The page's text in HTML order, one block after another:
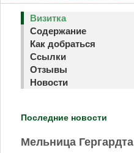
Визитка
Содержание
Как добраться
Ссылки
Отзывы
Новости
Последние новости
Мельница Гергардта